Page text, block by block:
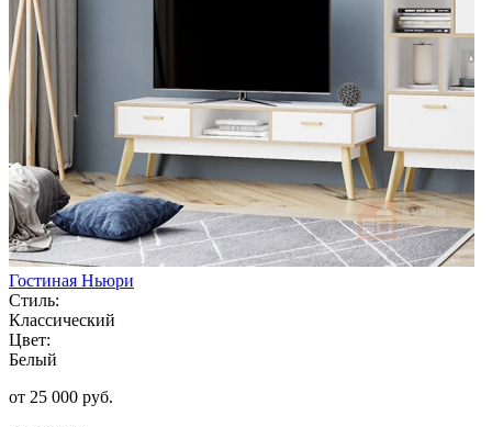
Гостиная Ньюри
Стиль:
Классический
Цвет:
Белый
от 25 000 руб.